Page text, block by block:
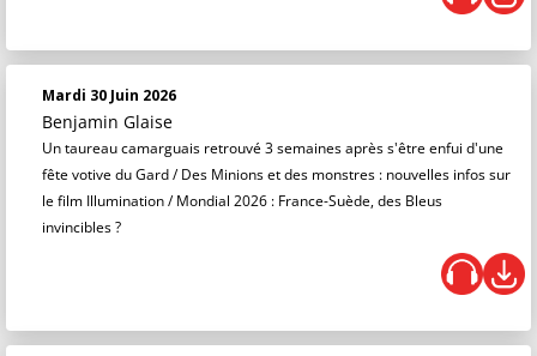
Mardi 30 Juin 2026
Benjamin Glaise
Un taureau camarguais retrouvé 3 semaines après s'être enfui d'une
fête votive du Gard / Des Minions et des monstres : nouvelles infos sur
le film Illumination / Mondial 2026 : France-Suède, des Bleus
invincibles ?